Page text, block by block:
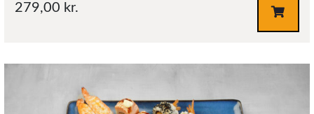
279,00 kr.